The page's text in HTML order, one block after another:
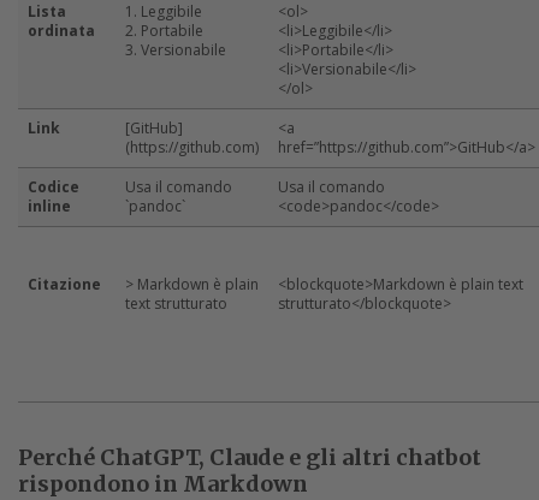
Lista
ordinata
1. Leggibile
2. Portabile
3. Versionabile
<ol>
<li>Leggibile</li>
<li>Portabile</li>
<li>Versionabile</li>
</ol>
Link
[GitHub]
(https://github.com)
<a
href=”https://github.com”>GitHub</a>
Codice
inline
Usa il comando
`pandoc`
Usa il comando
<code>pandoc</code>
Citazione
> Markdown è plain
text strutturato
<blockquote>Markdown è plain text
strutturato</blockquote>
Perché ChatGPT, Claude e gli altri chatbot
rispondono in Markdown